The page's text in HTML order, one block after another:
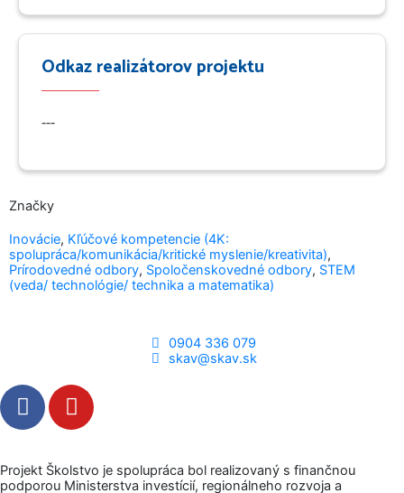
Odkaz realizátorov projektu
---
Značky
Inovácie, Kľúčové kompetencie (4K:
spolupráca/komunikácia/kritické myslenie/kreativita),
Prírodovedné odbory, Spoločenskovedné odbory, STEM
(veda/ technológie/ technika a matematika)
0904 336 079
skav@skav.sk
F
a
e
b
Y
o
t
u
Projekt Školstvo je spolupráca bol realizovaný s finančnou
podporou Ministerstva investícií, regionálneho rozvoja a